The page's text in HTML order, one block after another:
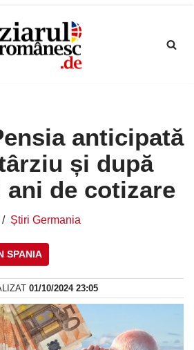
anticipată
și după
de cotizare
Știri Germania
SPANIA
01/10/2024 23:05